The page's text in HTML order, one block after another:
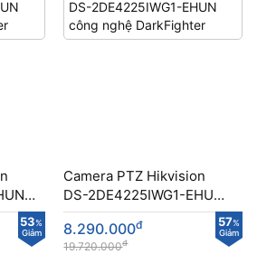
53%
Giảm
Camera PTZ Hikvision
DS-2DE4225IWG1-EHUN
công nghệ DarkFighter 57%
Giảm
8.290.000đ
19.720.000đ